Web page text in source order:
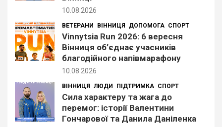
10.08.2026
ВЕТЕРАНИ ВІННИЦЯ ДОПОМОГА СПОРТ
Vinnytsia Run 2026: 6 вересня
Вінниця об’єднає учасників
благодійного напівмарафону
10.08.2026
ВІННИЦЯ ЛЮДИ ПІДТРИМКА СПОРТ
Сила характеру та жага до
перемог: історії Валентини
Гончарової та Данила Даніленка